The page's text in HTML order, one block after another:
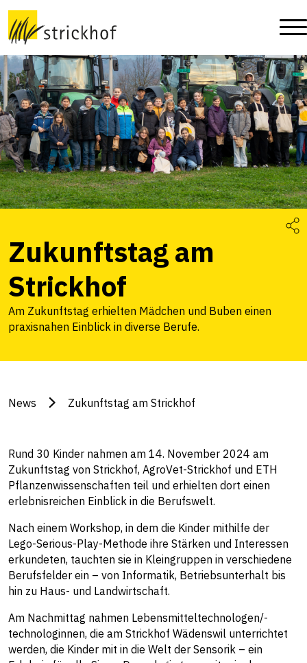
Zukunftstag am
Strickhof
Am Zukunftstag erhielten Mädchen und Buben einen
praxisnahen Einblick in diverse Berufe.
News Zukunftstag am Strickhof
Rund 30 Kinder nahmen am 14. November 2024 am
Zukunftstag von Strickhof, AgroVet-Strickhof und ETH
Pflanzenwissenschaften teil und erhielten dort einen
erlebnisreichen Einblick in die Berufswelt.
Nach einem Workshop, in dem die Kinder mithilfe der
Lego-Serious-Play-Methode ihre Stärken und Interessen
erkundeten, tauchten sie in Kleingruppen in verschiedene
Berufsfelder ein – von Informatik, Betriebsunterhalt bis
hin zu Haus- und Landwirtschaft.
Am Nachmittag nahmen Lebensmitteltechnologen/-
technologinnen, die am Strickhof Wädenswil unterrichtet
werden, die Kinder mit in die Welt der Sensorik – ein